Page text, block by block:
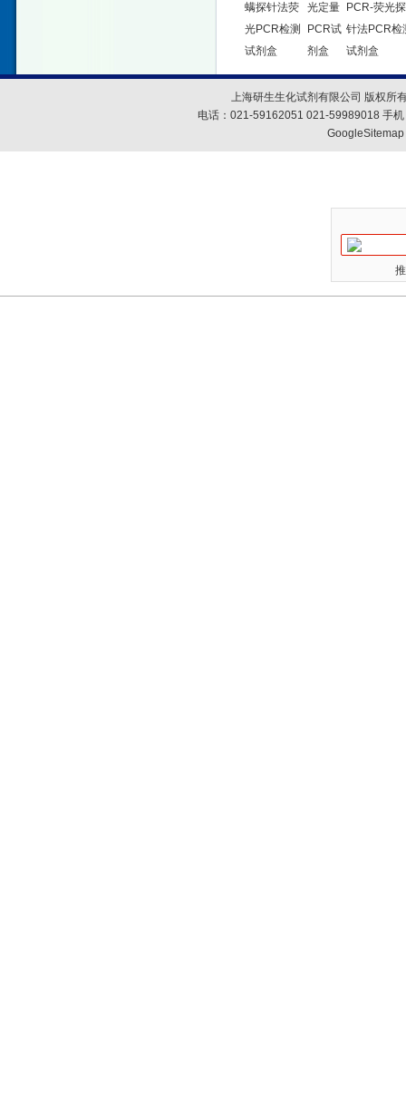
螨探针法荧
光PCR检测
试剂盒
光定量
PCR试
剂盒
PCR-荧光探
针法PCR检
试剂盒
上海研生生化试剂有限公司 版权所
电话：021-59162051 021-59989018 手
GoogleSitemap